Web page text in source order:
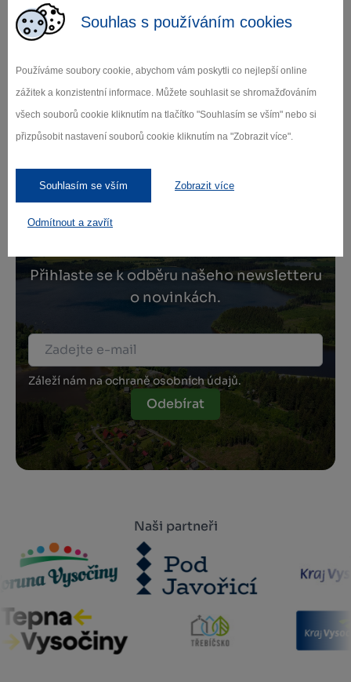
Souhlas s používáním cookies
Používáme soubory cookie, abychom vám poskytli co nejlepší online
zážitek a konzistentní informace. Můžete souhlasit se shromažďováním
všech souborů cookie kliknutím na tlačítko "Souhlasím se vším" nebo si
přizpůsobit nastavení souborů cookie kliknutím na "Zobrazit více".
Souhlasím se vším Zobrazit více
Odmítnout a zavřít
7. Zámecká zahrada, Kamenice nad Lipou
Necháte se inspirovat? Nebo máte nějaké své
tajné místo! Napište nám!
Zdroj: Vysočina West
Zamilujte si Vysočinu
Přihlaste se k odběru našeho newsletteru
o novinkách.
Záleží nám na ochraně osobních údajů.
Odebírat
Naši partneři